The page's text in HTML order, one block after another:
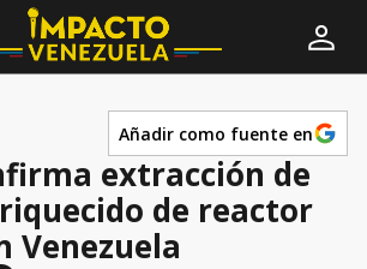
Añadir como fuente en
extracción de
de reactor
Venezuela